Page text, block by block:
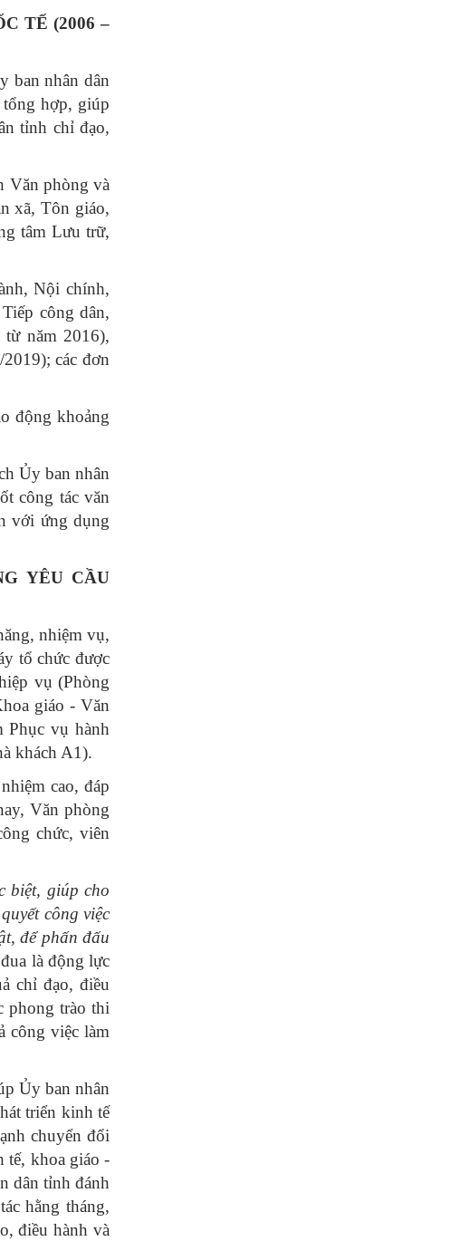
TẾ (2006 –
ban nhân dân
hợp, giúp
tỉnh chỉ đạo,
Văn phòng và
xã, Tôn giáo,
tâm Lưu trữ,
Nội chính,
công dân,
năm 2016),
các đơn
động khoảng
Ủy ban nhân
công tác văn
với ứng dụng
YÊU CẦU
nhiệm vụ,
tổ chức được
vụ (Phòng
giáo - Văn
Phục vụ hành
khách A1).
cao, đáp
Văn phòng
chức, viên
biệt, giúp cho
công việc
để phấn đấu
là động lực
chỉ đạo, điều
phong trào thi
công việc làm
Ủy ban nhân
triển kinh tế
chuyển đổi
tế, khoa giáo -
dân tỉnh đánh
hằng tháng,
điều hành và